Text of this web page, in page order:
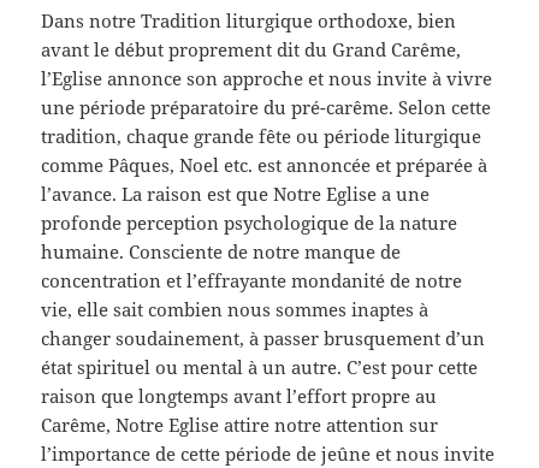
Dans notre Tradition liturgique orthodoxe, bien
avant le début proprement dit du Grand Carême,
l’Eglise annonce son approche et nous invite à vivre
une période préparatoire du pré-carême. Selon cette
tradition, chaque grande fête ou période liturgique
comme Pâques, Noel etc. est annoncée et préparée à
l’avance. La raison est que Notre Eglise a une
profonde perception psychologique de la nature
humaine. Consciente de notre manque de
concentration et l’effrayante mondanité de notre
vie, elle sait combien nous sommes inaptes à
changer soudainement, à passer brusquement d’un
état spirituel ou mental à un autre. C’est pour cette
raison que longtemps avant l’effort propre au
Carême, Notre Eglise attire notre attention sur
l’importance de cette période de jeûne et nous invite